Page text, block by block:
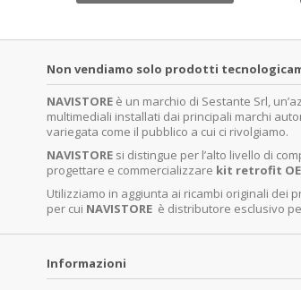
Non vendiamo solo prodotti
NAVISTORE è un marchio di Sestante Srl,
multimediali installati dai principali marchi
variegata come il pubblico a cui ci rivolgiamo.
NAVISTORE si distingue per l’alto livello di
progettare e commercializzare kit retrofit
Utilizziamo in aggiunta ai ricambi originali dei
per cui NAVISTORE è distributore esclusivo
Informazioni